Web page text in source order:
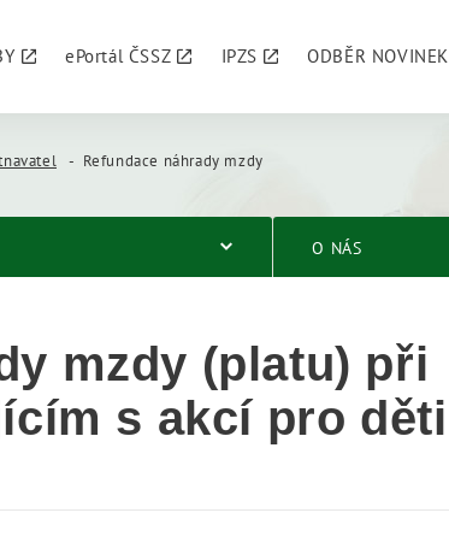
ePortál ČSSZ IPZS ODBĚR NOVINEK
Refundace náhrady mzdy
O NÁS
mzdy (platu) při
s akcí pro